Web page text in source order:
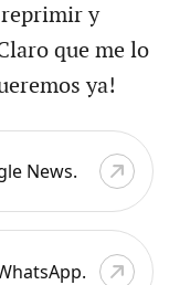
reprimir y
que me lo
ya!
News.